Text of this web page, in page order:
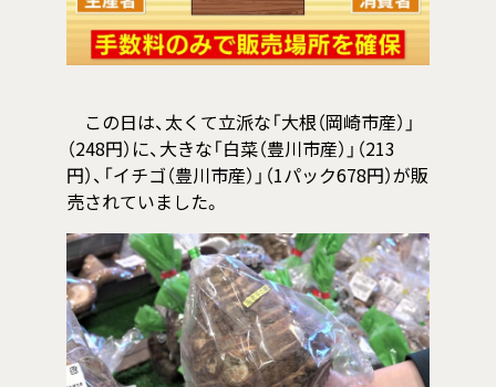
この日は、太くて立派な「大根（岡崎市産）」
（248円）に、大きな「白菜（豊川市産）」（213
円）、「イチゴ（豊川市産）」（1パック678円）が販
売されていました。